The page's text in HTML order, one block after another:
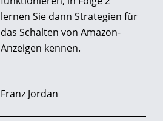
lernen Sie dann Strategien für
das Schalten von Amazon-
Anzeigen kennen.
Franz Jordan